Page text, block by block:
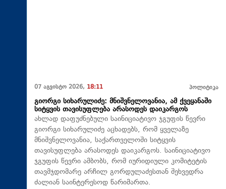
07 აგვისტო 2026, 18:11 პოლიტიკა
გიორგი სიხარულიძე: მნიშვნელოვანია, ამ ქვეყანაში
სიტყვის თავისუფლება არასოდეს დაიკარგოს
ახლად დაფუძნებული საინიციატივო ჯგუფის წევრი
გიორგი სიხარულიძე აცხადებს, რომ ყველაზე
მნიშვნელოვანია, საქართველოში სიტყვის
თავისუფლება არასოდეს დაიკარგოს. საინიციატივო
ჯგუფის წევრი ამბობს, რომ იურიდიული კომიტეტის
თავმჯდომარე არჩილ გორდულაძესთან შეხვედრა
ძალიან საინტერესოდ წარიმართა.